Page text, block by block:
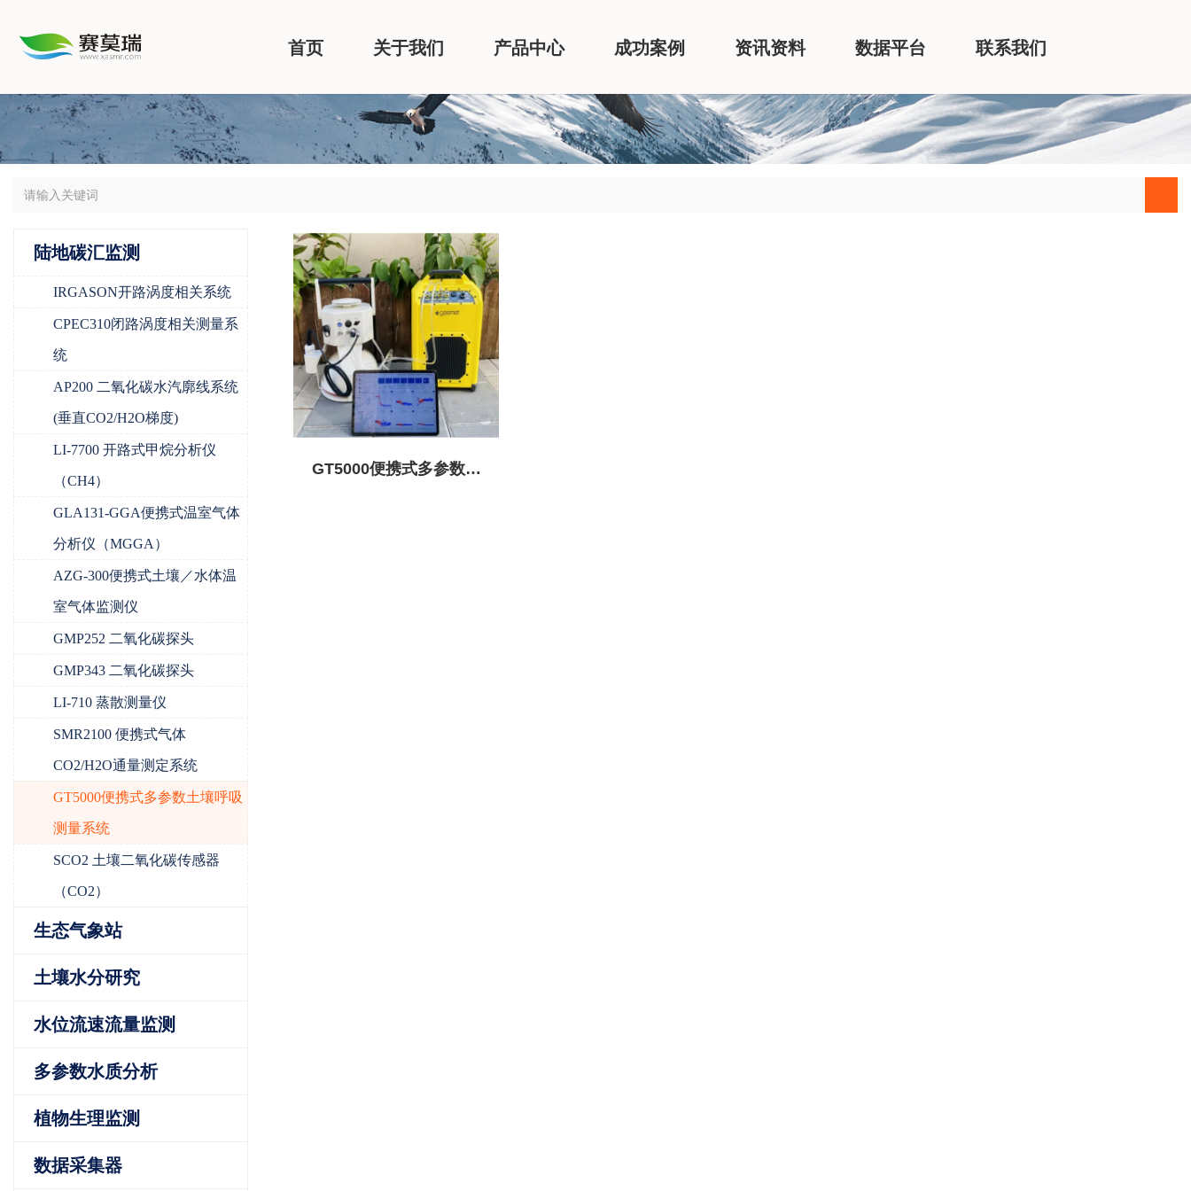
首页 关于我们 产品中心 成功案例 资讯资料 数据平台 联系我们
陆地碳汇监测
IRGASON开路涡度相关系统
CPEC310闭路涡度相关测量系
统
AP200 二氧化碳水汽廓线系统
(垂直CO2/H2O梯度)
LI-7700 开路式甲烷分析仪
（CH4）
GLA131-GGA便携式温室气体
分析仪（MGGA）
AZG-300便携式土壤／水体温
室气体监测仪
GMP252 二氧化碳探头
GMP343 二氧化碳探头
LI-710 蒸散测量仪
SMR2100 便携式气体
CO2/H2O通量测定系统
GT5000便携式多参数土壤呼吸
测量系统
SCO2 土壤二氧化碳传感器
（CO2）
生态气象站
土壤水分研究
水位流速流量监测
多参数水质分析
植物生理监测
数据采集器
GT5000便携式多参数土